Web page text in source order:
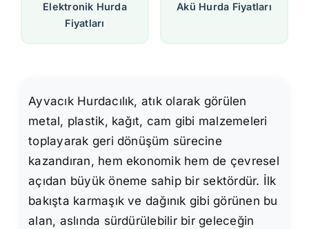
Elektronik Hurda
Fiyatları
Akü Hurda Fiyatları
Ayvacık Hurdacılık, atık olarak görülen
metal, plastik, kağıt, cam gibi malzemeleri
toplayarak geri dönüşüm sürecine
kazandıran, hem ekonomik hem de çevresel
açıdan büyük öneme sahip bir sektördür. İlk
bakışta karmaşık ve dağınık gibi görünen bu
alan, aslında sürdürülebilir bir geleceğin